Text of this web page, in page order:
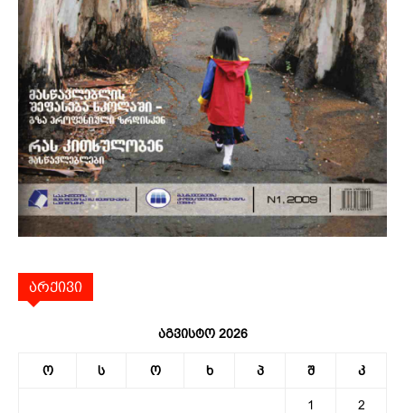
არქივი
აგვისტო 2026
ო ს ო ხ პ შ კ
1 2